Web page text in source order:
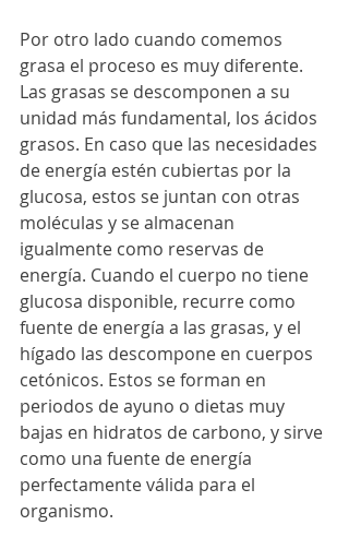
Por otro lado cuando comemos
grasa el proceso es muy diferente.
Las grasas se descomponen a su
unidad más fundamental, los ácidos
grasos. En caso que las necesidades
de energía estén cubiertas por la
glucosa, estos se juntan con otras
moléculas y se almacenan
igualmente como reservas de
energía. Cuando el cuerpo no tiene
glucosa disponible, recurre como
fuente de energía a las grasas, y el
hígado las descompone en cuerpos
cetónicos. Estos se forman en
periodos de ayuno o dietas muy
bajas en hidratos de carbono, y sirve
como una fuente de energía
perfectamente válida para el
organismo.